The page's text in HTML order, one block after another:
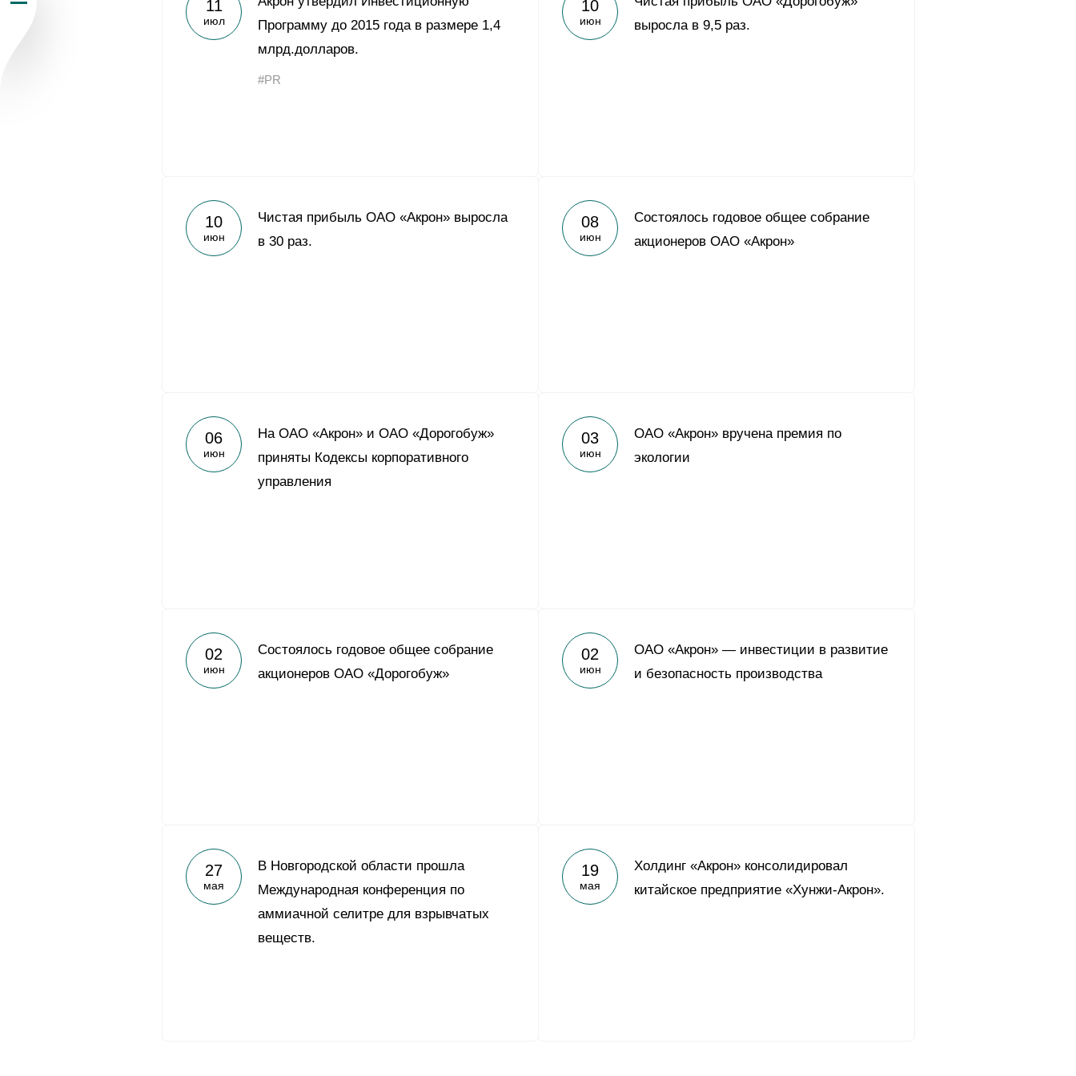
Yong Sheng Feng
Acron Argentina S.R.L
Пресс-центр
Карьера
11
июл
Программу до 2015 года в размере 1,4
млрд.долларов.
#PR
10
июн
выросла в 9,5 раз.
10
июн
Чистая прибыль ОАО «Акрон» выросла
в 30 раз.
08
июн
Состоялось годовое общее собрание
акционеров ОАО «Акрон»
06
июн
На ОАО «Акрон» и ОАО «Дорогобуж»
приняты Кодексы корпоративного
управления
03
июн
ОАО «Акрон» вручена премия по
экологии
02
июн
Состоялось годовое общее собрание
акционеров ОАО «Дорогобуж»
02
июн
ОАО «Акрон» — инвестиции в развитие
и безопасность производства
27
мая
В Новгородской области прошла
Международная конференция по
аммиачной селитре для взрывчатых
веществ.
19
мая
Холдинг «Акрон» консолидировал
китайское предприятие «Хунжи-Акрон».